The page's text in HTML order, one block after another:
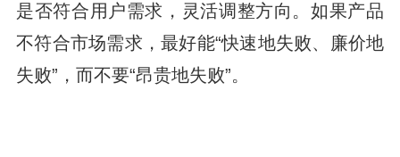
是否符合用户需求，灵活调整方向。如果产品
不符合市场需求，最好能“快速地失败、廉价地
失败”，而不要“昂贵地失败”。